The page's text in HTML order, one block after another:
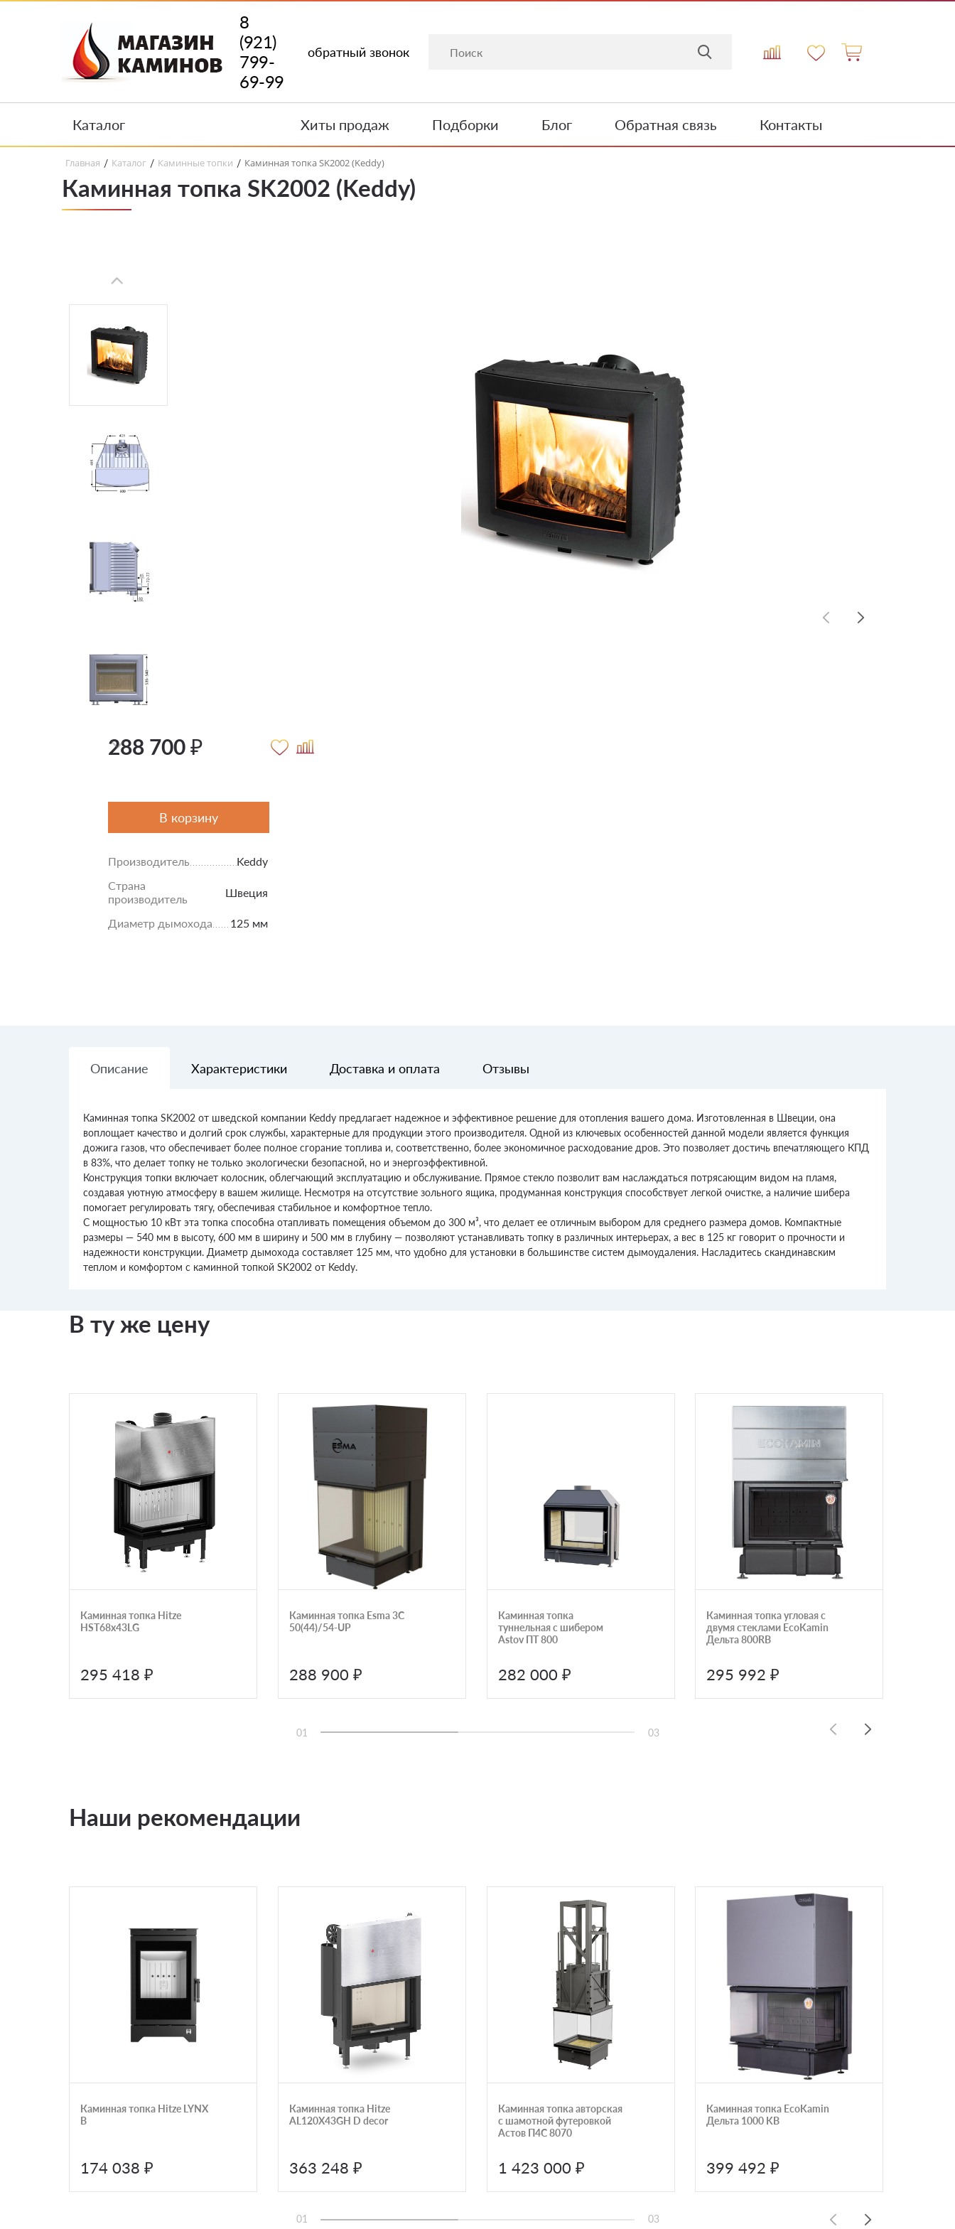
8
(921)
799-
69-99
обратный звонок
Каталог Хиты продаж Подборки Блог Обратная связь Контакты
Главная / Каталог / Каминные топки / Каминная топка SK2002 (Keddy)
Каминная топка SK2002 (Keddy)
288 700 ₽
В корзину
Производитель
Keddy
Страна
производитель
Швеция
Диаметр дымохода 125 мм
Описание Характеристики Доставка и оплата Отзывы
Каминная топка SK2002 от шведской компании Keddy предлагает надежное и эффективное решение для отопления вашего дома. Изготовленная в Швеции, она
воплощает качество и долгий срок службы, характерные для продукции этого производителя. Одной из ключевых особенностей данной модели является функция
дожига газов, что обеспечивает более полное сгорание топлива и, соответственно, более экономичное расходование дров. Это позволяет достичь впечатляющего КПД
в 83%, что делает топку не только экологически безопасной, но и энергоэффективной.
Конструкция топки включает колосник, облегчающий эксплуатацию и обслуживание. Прямое стекло позволит вам наслаждаться потрясающим видом на пламя,
создавая уютную атмосферу в вашем жилище. Несмотря на отсутствие зольного ящика, продуманная конструкция способствует легкой очистке, а наличие шибера
помогает регулировать тягу, обеспечивая стабильное и комфортное тепло.
С мощностью 10 кВт эта топка способна отапливать помещения объемом до 300 м³, что делает ее отличным выбором для среднего размера домов. Компактные
размеры — 540 мм в высоту, 600 мм в ширину и 500 мм в глубину — позволяют устанавливать топку в различных интерьерах, а вес в 125 кг говорит о прочности и
надежности конструкции. Диаметр дымохода составляет 125 мм, что удобно для установки в большинстве систем дымоудаления. Насладитесь скандинавским
теплом и комфортом с каминной топкой SK2002 от Keddy.
В ту же цену
Каминная топка Hitze
HST68х43LG
295 418 ₽
Каминная топка Esma 3C
50(44)/54-UP
288 900 ₽
Каминная топка
туннельная с шибером
Astov ПТ 800
282 000 ₽
Каминная топка угловая с
двумя стеклами EcoKamin
Дельта 800RB
295 992 ₽
01 03
Наши рекомендации
Каминная топка Hitze LYNX
B
174 038 ₽
Каминная топка Hitze
AL120X43GH D decor
363 248 ₽
Каминная топка авторская
с шамотной футеровкой
Астов П4С 8070
1 423 000 ₽
Каминная топка EcoKamin
Дельта 1000 KB
399 492 ₽
01 03